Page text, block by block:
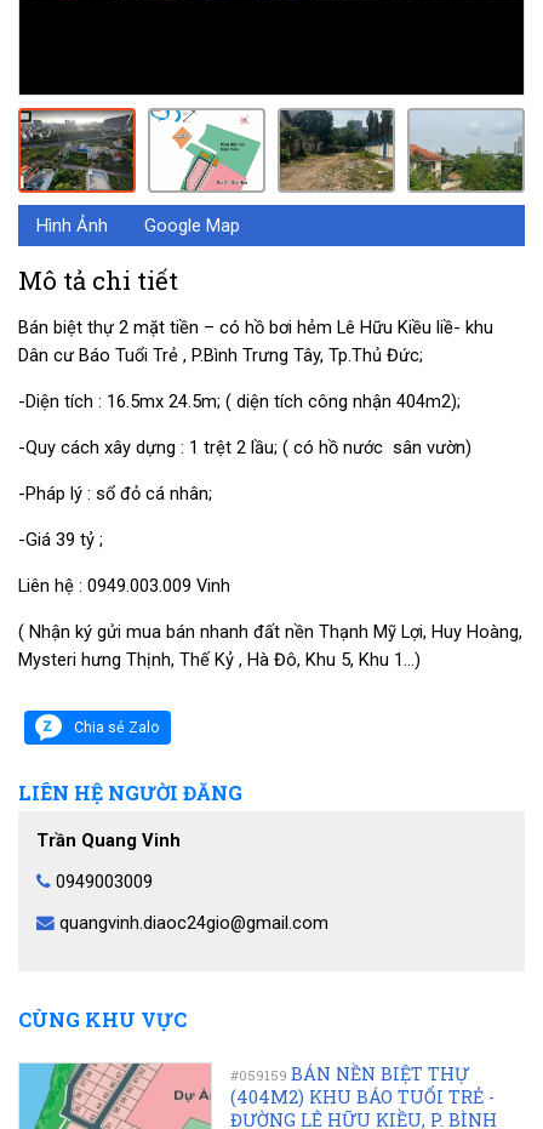
Hình Ảnh Google Map
Mô tả chi tiết
Bán biệt thự 2 mặt tiền – có hồ bơi hẻm Lê Hữu Kiều liề- khu
Dân cư Báo Tuổi Trẻ , P.Bình Trưng Tây, Tp.Thủ Đức;
-Diện tích : 16.5mx 24.5m; ( diện tích công nhận 404m2);
-Quy cách xây dựng : 1 trệt 2 lầu; ( có hồ nước sân vườn)
-Pháp lý : sổ đỏ cá nhân;
-Giá 39 tỷ ;
Liên hệ : 0949.003.009 Vinh
( Nhận ký gửi mua bán nhanh đất nền Thạnh Mỹ Lợi, Huy Hoàng,
Mysteri hưng Thịnh, Thế Kỷ , Hà Đô, Khu 5, Khu 1…)
Chia sẻ Zalo
LIÊN HỆ NGƯỜI ĐĂNG
Trần Quang Vinh
0949003009
quangvinh.diaoc24gio@gmail.com
CÙNG KHU VỰC
#059159 BÁN NỀN BIỆT THỰ
(404M2) KHU BÁO TUỔI TRẺ -
ĐƯỜNG LÊ HỮU KIỀU, P. BÌNH